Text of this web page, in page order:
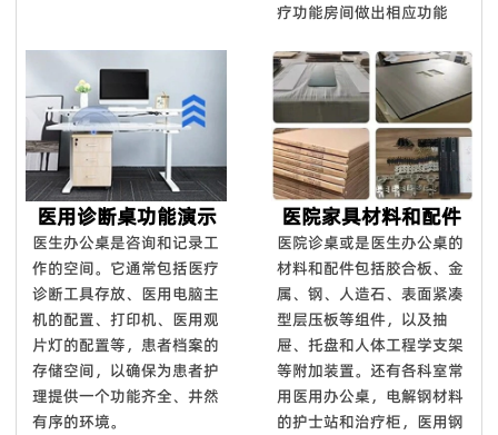
疗功能房间做出相应功能
医用诊断桌功能演示
医生办公桌是咨询和记录工
作的空间。它通常包括医疗
诊断工具存放、医用电脑主
机的配置、打印机、医用观
片灯的配置等，患者档案的
存储空间，以确保为患者护
理提供一个功能齐全、井然
有序的环境。
医院家具材料和配件
医院诊桌或是医生办公桌的
材料和配件包括胶合板、金
属、钢、人造石、表面紧凑
型层压板等组件，以及抽
屉、托盘和人体工程学支架
等附加装置。还有各科室常
用医用办公桌，电解钢材料
的护士站和治疗柜，医用钢